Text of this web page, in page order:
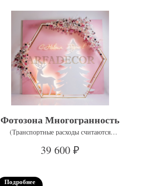
Фотозона Многогранность
(Транспортные расходы считаются
отдельно)
39 600 ₽
Подробнее